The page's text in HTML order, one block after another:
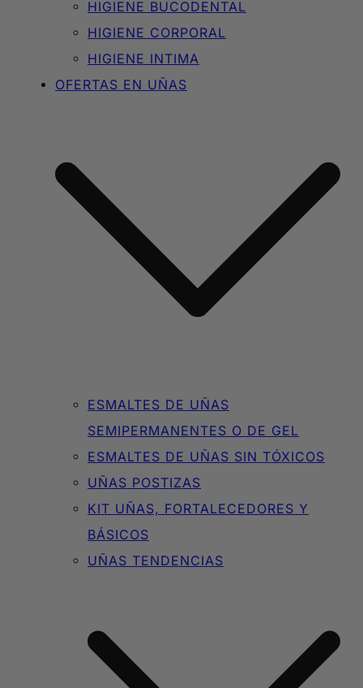
HIGIENE BUCODENTAL
HIGIENE CORPORAL
HIGIENE INTIMA
OFERTAS EN UÑAS
ESMALTES DE UÑAS
SEMIPERMANENTES O DE GEL
ESMALTES DE UÑAS SIN TÓXICOS
UÑAS POSTIZAS
KIT UÑAS, FORTALECEDORES Y
BÁSICOS
UÑAS TENDENCIAS